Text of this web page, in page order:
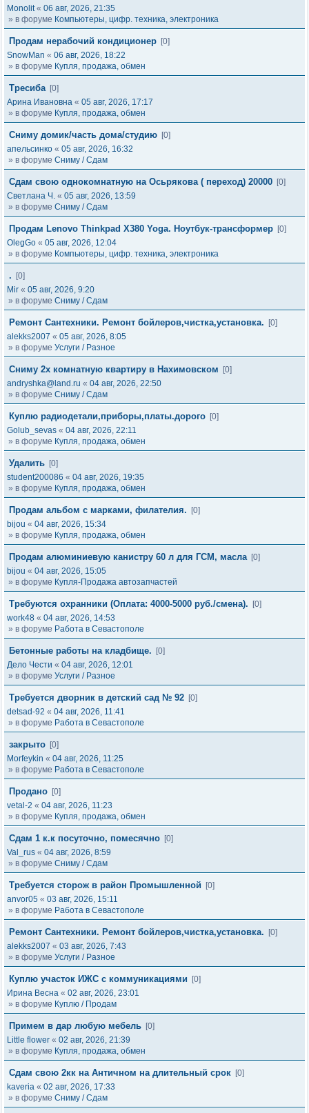
Monolit« 06 авг, 2026, 21:35
» в форуме Компьютеры, цифр. техника, электроника
Продам нерабочий кондиционер [0]
SnowMan « 06 авг, 2026, 18:22
» в форуме Купля, продажа, обмен
Тресиба [0]
Арина Ивановна « 05 авг, 2026, 17:17
» в форуме Купля, продажа, обмен
Сниму домик/часть дома/студию [0]
апельсинко « 05 авг, 2026, 16:32
» в форуме Сниму / Сдам
Сдам свою однокомнатную на Осьрякова ( переход) 20000 [0]
Светлана Ч. « 05 авг, 2026, 13:59
» в форуме Сниму / Сдам
Продам Lenovo Thinkpad X380 Yoga. Ноутбук-трансформер [0]
OlegGo « 05 авг, 2026, 12:04
» в форуме Компьютеры, цифр. техника, электроника
.
[0]
Mir « 05 авг, 2026, 9:20
» в форуме Сниму / Сдам
Ремонт Сантехники. Ремонт бойлеров,чистка,установка.
[0]
alekks2007 « 05 авг, 2026, 8:05
» в форуме Услуги / Разное
Сниму 2х комнатную квартиру в Нахимовском
[0]
andryshka@land.ru « 04 авг, 2026, 22:50
» в форуме Сниму / Сдам
Куплю радиодетали,приборы,платы.дорого [0]
Golub_sevas « 04 авг, 2026, 22:11
» в форуме Купля, продажа, обмен
Удалить [0]
student200086 « 04 авг, 2026, 19:35
» в форуме Купля, продажа, обмен
Продам альбом с марками, филателия.
[0]
bijou « 04 авг, 2026, 15:34
» в форуме Купля, продажа, обмен
Продам алюминиевую канистру 60 л для ГСМ, масла [0]
bijou « 04 авг, 2026, 15:05
» в форуме Купля-Продажа автозапчастей
Требуются охранники (Оплата: 4000-5000 руб./смена).
[0]
work48 « 04 авг, 2026, 14:53
» в форуме Работа в Севастополе
Бетонные работы на кладбище.
[0]
Дело Чести « 04 авг, 2026, 12:01
» в форуме Услуги / Разное
Требуется дворник в детский сад № 92 [0]
detsad-92 « 04 авг, 2026, 11:41
» в форуме Работа в Севастополе
закрыто [0]
Morfeykin « 04 авг, 2026, 11:25
» в форуме Работа в Севастополе
Продано [0]
vetal-2 « 04 авг, 2026, 11:23
» в форуме Купля, продажа, обмен
Сдам 1 к.к посуточно, помесячно [0]
Val_rus « 04 авг, 2026, 8:59
» в форуме Сниму / Сдам
Требуется сторож в район Промышленной
[0]
anvor05 « 03 авг, 2026, 15:11
» в форуме Работа в Севастополе
Ремонт Сантехники. Ремонт бойлеров,чистка,установка.
[0]
alekks2007 « 03 авг, 2026, 7:43
» в форуме Услуги / Разное
Куплю участок ИЖС с коммуникациями
[0]
Ирина Весна « 02 авг, 2026, 23:01
» в форуме Куплю / Продам
Примем в дар любую мебель [0]
Little flower « 02 авг, 2026, 21:39
» в форуме Купля, продажа, обмен
Сдам свою 2кк на Античном на длительный срок [0]
kaveria « 02 авг, 2026, 17:33
» в форуме Сниму / Сдам